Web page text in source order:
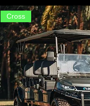
Cross